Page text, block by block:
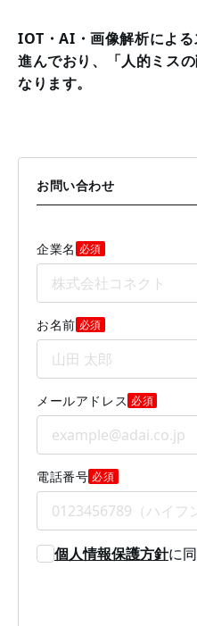
IOT・AI・画像解析によ
進んでおり、「人的ミス
なります。
お問い合わせ
企業名 必須
お名前 必須
メールアドレス 必須
電話番号 必須
個人情報保護方針に